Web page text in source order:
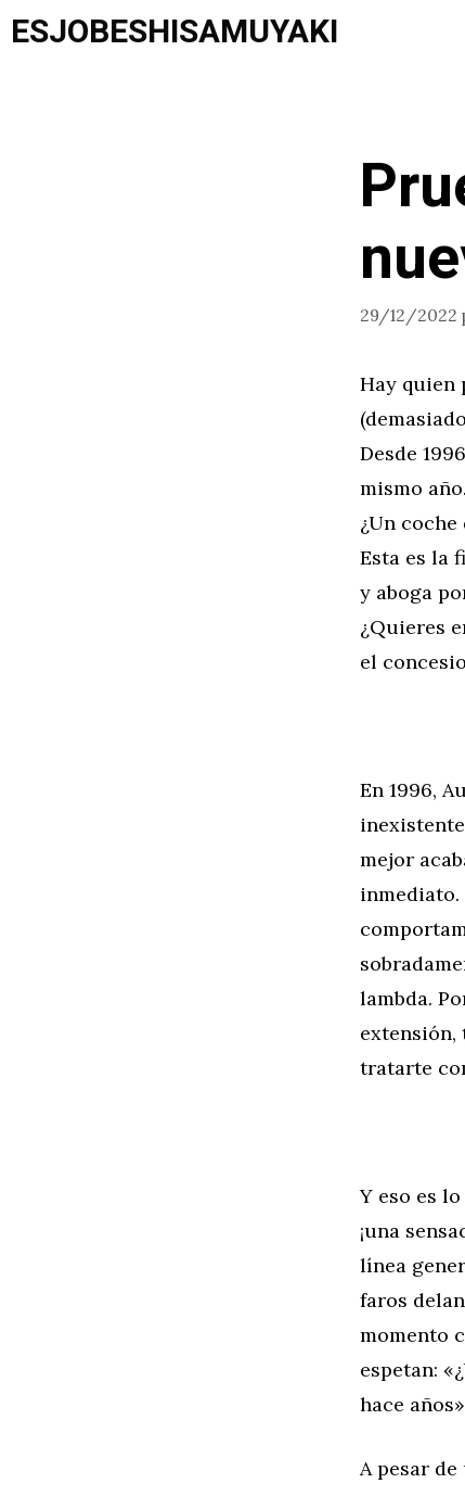
Saltar
alESJOBESHISAMUYAKI
29/12/2022
Hay quien
Desde
mismo
¿Un
Esta es la
y aboga
¿Quieres
el
En 1996,
mejor
lambda.
extensión,
tratarte
Y eso es
¡una
línea
faros
momento
espetan:
hace
A pesar